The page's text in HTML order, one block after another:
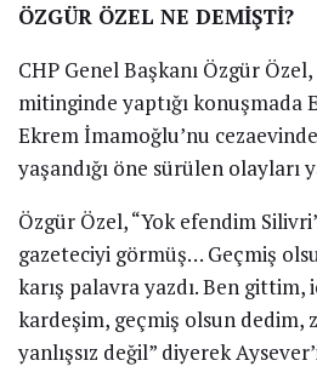
ÖZGÜR ÖZEL NE DEMİŞTİ?
CHP Genel Başkanı Özgür
mitinginde yaptığı konuşmada
Ekrem İmamoğlu’nu
yaşandığı öne sürülen olayları
Özgür Özel, “Yok efendim
gazeteciyi görmüş… Geçmiş
karış palavra yazdı. Ben
kardeşim, geçmiş olsun dedim,
yanlışsız değil” diyerek